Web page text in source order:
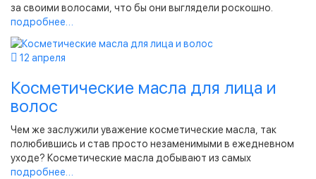
за своими волосами, что бы они выглядели роскошно.
подробнее…
12 апреля
Косметические масла для лица и
волос
Чем же заслужили уважение косметические масла, так
полюбившись и став просто незаменимыми в ежедневном
уходе? Косметические масла добывают из самых
подробнее…